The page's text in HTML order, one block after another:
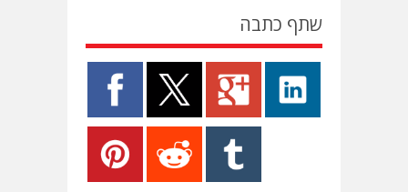
שתף כתבה